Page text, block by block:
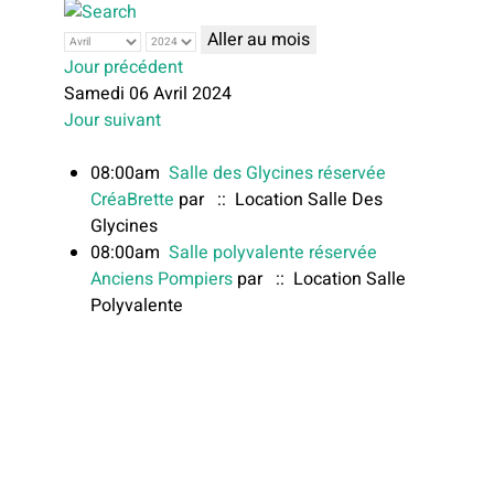
Aller au mois
Jour précédent
Samedi 06 Avril 2024
Jour suivant
08:00am Salle des Glycines réservée
CréaBrette par :: Location Salle Des
Glycines
08:00am Salle polyvalente réservée
Anciens Pompiers par :: Location Salle
Polyvalente